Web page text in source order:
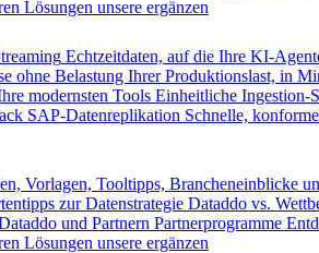
Lösungen unsere ergänzen
Echtzeitdaten, auf die Ihre KI-
ohne Belastung Ihrer Produktionslast, in
modernsten Tools Einheitliche Ingestion-
SAP-Datenreplikation Schnelle,
Vorlagen, Tooltipps, Brancheneinblicke
zur Datenstrategie Dataddo vs.
und Partnern Partnerprogramme
Lösungen unsere ergänzen